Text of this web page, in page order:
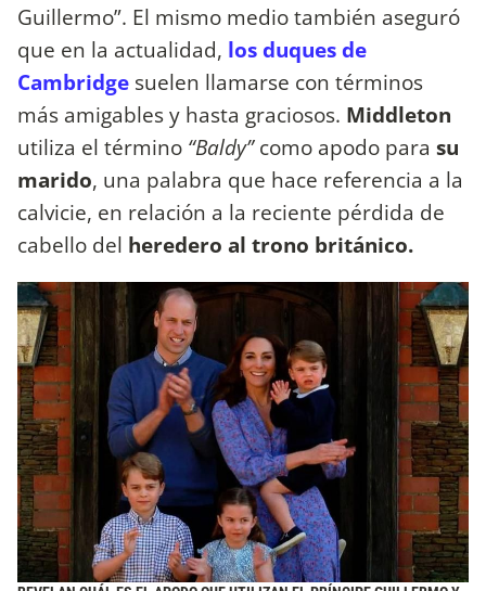
Guillermo”. El mismo medio también aseguró
que en la actualidad, los duques de
Cambridge suelen llamarse con términos
más amigables y hasta graciosos. Middleton
utiliza el término “Baldy”como apodo para su
marido, una palabra que hace referencia a la
calvicie, en relación a la reciente pérdida de
cabello del heredero al trono británico.